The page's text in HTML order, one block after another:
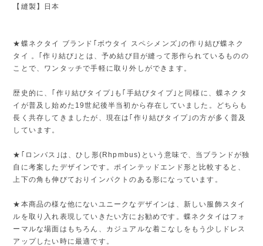
【縫製】日本
★蝶ネクタイ ブランド｢ボウタイ スペシメンズ｣の作り結び蝶ネク
タイ 。｢作り結び｣とは、予め結び目が縫って形作られているものの
ことで、ワンタッチで手軽に取り外しができます。
歴史的に、｢作り結びタイプ｣も｢手結びタイプ｣と同様に、蝶ネクタ
イが普及し始めた19世紀後半当初から存在していました。どちらも
長く共存してきましたが、現在は｢作り結びタイプ｣の方が多く普及
しています。
★｢ロンバス｣は、ひし形(Rhpmbus)という意味で、当ブランドが独
自に考案したデザインです。ポインテッドエンド形と比較すると、
上下の角も伸びておりインパクトのある形になっています。
★本商品の様な他にないユニークなデザインは、新しい服飾スタイ
ルを取り入れ表現していきたい方にお勧めです。蝶ネクタイはフォ
ーマルな場面はもちろん、カジュアルな着こなしをもう少しドレス
アップしたい時に最適です。